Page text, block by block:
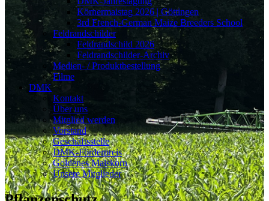
Körnermaistag 2026 | Göttingen
3rd French-German Maize Breeders School
Feldrandschilder
Feldrandschild 2026
Feldrandschilder-Archiv
Medien- / Produktbestellung
Filme
DMK
Kontakt
Über uns
Mitglied werden
Vorstand
Geschäftsstelle
DMK-Förderpreis
Goldenes Maiskorn
Unsere Mitglieder